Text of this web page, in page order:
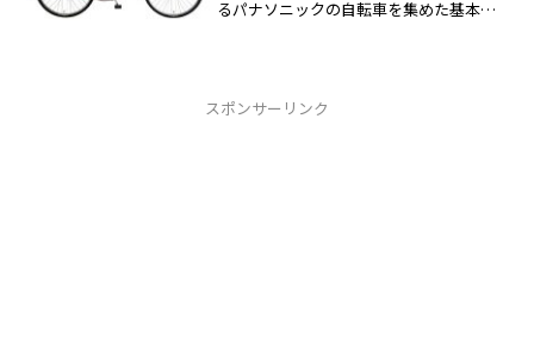
るパナソニックの自転車を集めた基本２
スポンサーリンク